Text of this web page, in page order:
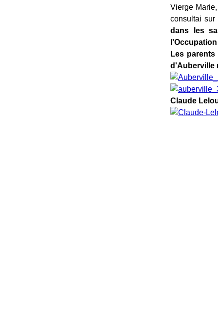
Vierge
consultai sur
dans les
Les
d'Auberville
Claude